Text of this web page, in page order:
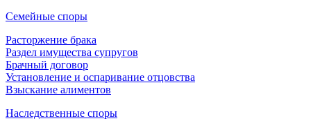
Семейные споры
Расторжение брака
Раздел имущества супругов
Брачный договор
Установление и оспаривание отцовства
Взыскание алиментов
Наследственные споры